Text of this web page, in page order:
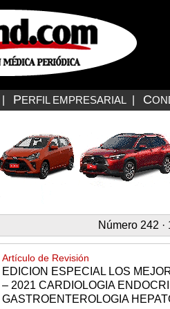
PERFIL EMPRESARIAL C
Número 242
Artículo de Revisión
EDICION ESPECIAL LOS
– 2021 CARDIOLOGIA
GASTROENTEROLOGIA